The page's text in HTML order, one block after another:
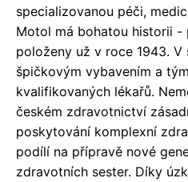
specializovanou péči,
Motol má bohatou historii -
položeny už v roce 1943. V
špičkovým vybavením a
kvalifikovaných lékařů.
českém zdravotnictví
poskytování komplexní
podílí na přípravě nové
zdravotních sester. Díky